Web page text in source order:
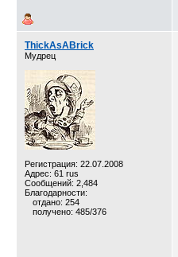
ThickAsABrick
Мудрец
Регистрация: 22.07.2008
Адрес: 61 rus
Сообщений: 2,484
Благодарности:
отдано: 254
получено: 485/376